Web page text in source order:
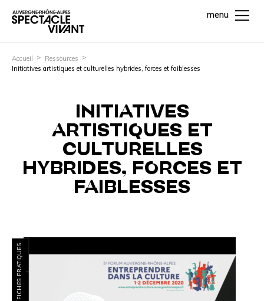
menu
Accueil
Ressources
Initiatives artistiques et culturelles hybrides, forces et faiblesses
INITIATIVES
ARTISTIQUES ET
CULTURELLES
HYBRIDES, FORCES ET
FAIBLESSES
FICHES PRATIQUES